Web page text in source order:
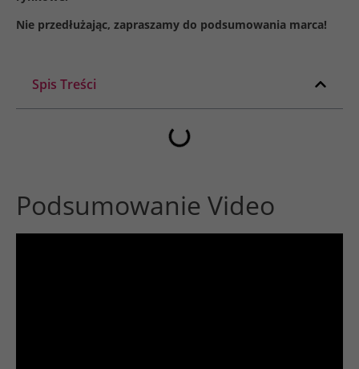
Nie przedłużając, zapraszamy do podsumowania marca!
Spis Treści
Podsumowanie Video